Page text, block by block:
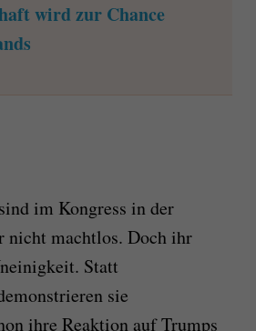
wird zur Chance
im Kongress in der
nicht machtlos. Doch ihr
Statt
sie
ihre Reaktion auf Trumps